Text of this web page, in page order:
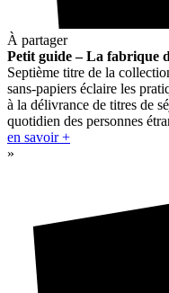
À partager
Petit guide – La fabrique
Septième titre de la
sans-papiers éclaire les
à la délivrance de titres de
quotidien des personnes
en savoir +
»